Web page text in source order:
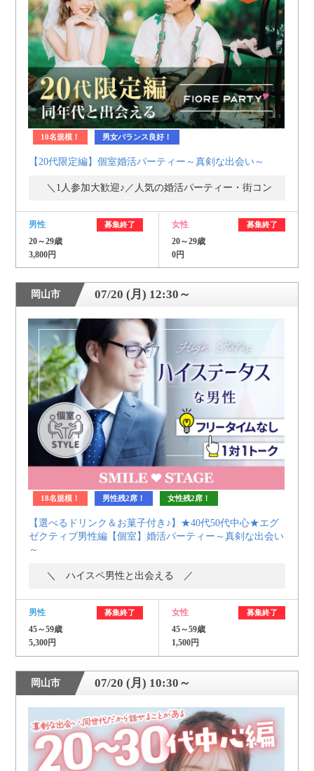
10名規模！ 男女バランス良好！
【20代限定編】個室婚活パーティー～真剣な出会い～
＼1人参加大歓迎♪／人気の婚活パーティー・街コン
男性 募集終了
20～29歳
3,800円
女性 募集終了
20～29歳
0円
岡山市 07/20 (月) 12:30～
18名規模！ 男性残2席！ 女性残2席！
【選べるドリンク＆お菓子付き♪】★40代50代中心★エグ
ゼクティブ男性編【個室】婚活パーティー～真剣な出会い
～
＼ ハイスペ男性と出会える ／
男性 募集終了
45～59歳
5,300円
女性 募集終了
45～59歳
1,500円
岡山市 07/20 (月) 10:30～